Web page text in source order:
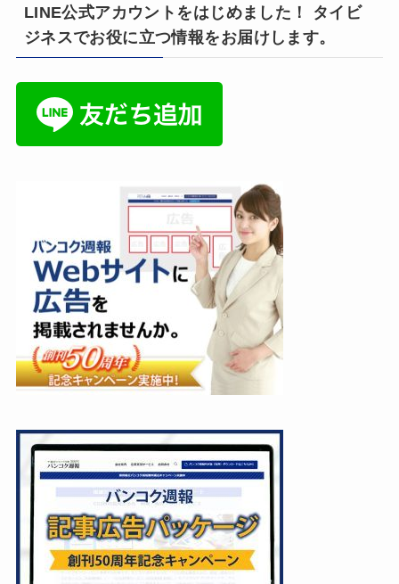
LINE公式アカウントをはじめました！ タイビ
ジネスでお役に立つ情報をお届けします。